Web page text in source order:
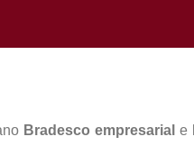
Bradesco empresarial e